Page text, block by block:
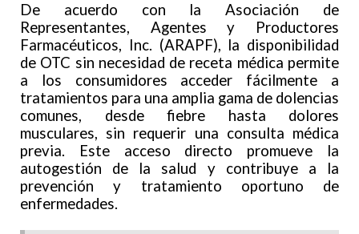
De acuerdo con la Asociación de
Representantes, Agentes y Productores
Farmacéuticos, Inc. (ARAPF), la disponibilidad
de OTC sin necesidad de receta médica permite
a los consumidores acceder fácilmente a
tratamientos para una amplia gama de dolencias
comunes, desde fiebre hasta dolores
musculares, sin requerir una consulta médica
previa. Este acceso directo promueve la
autogestión de la salud y contribuye a la
prevención y tratamiento oportuno de
enfermedades.